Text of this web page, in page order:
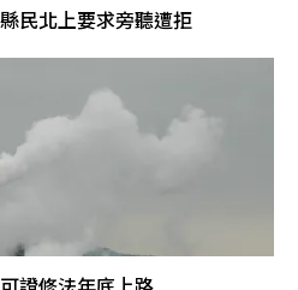
民北上要求旁聽遭拒